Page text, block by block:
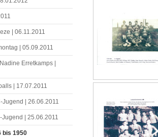
| 06.11.2011
| 05.09.2011
Erretkamps |
| 17.07.2011
| 26.06.2011
| 25.06.2011
bis 1950